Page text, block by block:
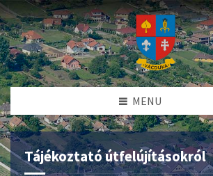
MENU
Tájékoztató útfelújításokról